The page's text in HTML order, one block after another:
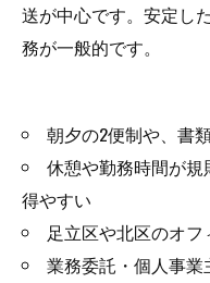
送が中心です。安定し
務が一般的です。
朝夕の2便制や、書
休憩や勤務時間が
得やすい
足立区や北区のオ
業務委託・個人事